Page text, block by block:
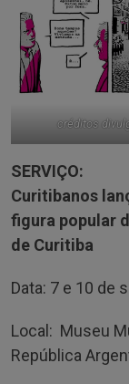
créditos
SERVIÇO:
Curitibanos
figura popular
de Curitiba
Data: 7 e 10 de
Local: Museu
República